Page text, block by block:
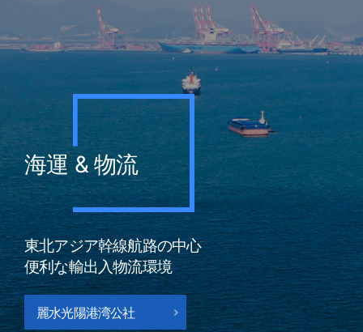
海運 & 物流
東北アジア幹線航路の中心
便利な輸出入物流環境
麗水光陽港湾公社